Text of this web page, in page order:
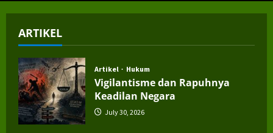
ARTIKEL
Artikel Hukum
Vigilantisme dan Rapuhnya
Keadilan Negara
July 30, 2026